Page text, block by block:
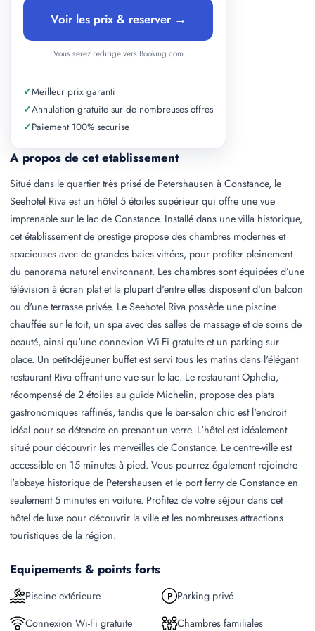
A propos de cet etablissement
Situé dans le quartier très prisé de Petershausen à Constance, le
Seehotel Riva est un hôtel 5 étoiles supérieur qui offre une vue
imprenable sur le lac de Constance. Installé dans une villa historique,
cet établissement de prestige propose des chambres modernes et
spacieuses avec de grandes baies vitrées, pour profiter pleinement
du panorama naturel environnant. Les chambres sont équipées d’une
télévision à écran plat et la plupart d'entre elles disposent d'un balcon
ou d'une terrasse privée. Le Seehotel Riva possède une piscine
chauffée sur le toit, un spa avec des salles de massage et de soins de
beauté, ainsi qu'une connexion Wi-Fi gratuite et un parking sur
place. Un petit-déjeuner buffet est servi tous les matins dans l'élégant
restaurant Riva offrant une vue sur le lac. Le restaurant Ophelia,
récompensé de 2 étoiles au guide Michelin, propose des plats
gastronomiques raffinés, tandis que le bar-salon chic est l'endroit
idéal pour se détendre en prenant un verre. L'hôtel est idéalement
situé pour découvrir les merveilles de Constance. Le centre-ville est
accessible en 15 minutes à pied. Vous pourrez également rejoindre
l'abbaye historique de Petershausen et le port ferry de Constance en
seulement 5 minutes en voiture. Profitez de votre séjour dans cet
hôtel de luxe pour découvrir la ville et les nombreuses attractions
touristiques de la région.
Equipements & points forts
Piscine extérieure
Parking privé
Connexion Wi-Fi gratuite
Chambres familiales
Voir les prix & reserver →
Vous serez redirige vers Booking.com
✓Meilleur prix garanti
✓Annulation gratuite sur de nombreuses offres
✓Paiement 100% securise